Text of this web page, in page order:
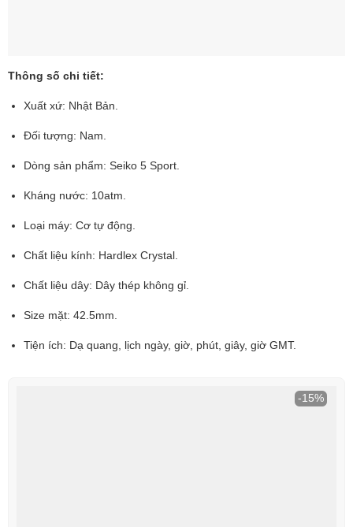
Thông số chi tiết:
Xuất xứ: Nhật Bản.
Đối tượng: Nam.
Dòng sản phẩm: Seiko 5 Sport.
Kháng nước: 10atm.
Loại máy: Cơ tự động.
Chất liệu kính: Hardlex Crystal.
Chất liệu dây: Dây thép không gỉ.
Size mặt: 42.5mm.
Tiện ích: Dạ quang, lịch ngày, giờ, phút, giây, giờ GMT.
-15%